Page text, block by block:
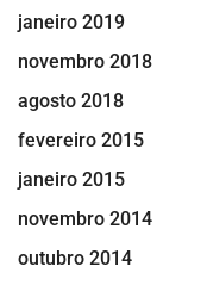
janeiro 2019
novembro 2018
agosto 2018
fevereiro 2015
janeiro 2015
novembro 2014
outubro 2014